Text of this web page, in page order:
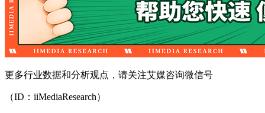
更多行业数据和分析观点，请关注艾媒咨询微信号
（ID：iiMediaResearch）